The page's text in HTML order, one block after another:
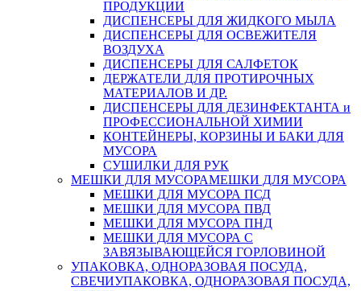
ПРОДУКЦИИ
ДИСПЕНСЕРЫ ДЛЯ ЖИДКОГО МЫЛА
ДИСПЕНСЕРЫ ДЛЯ ОСВЕЖИТЕЛЯ
ВОЗДУХА
ДИСПЕНСЕРЫ ДЛЯ САЛФЕТОК
ДЕРЖАТЕЛИ ДЛЯ ПРОТИРОЧНЫХ
МАТЕРИАЛОВ И ДР.
ДИСПЕНСЕРЫ ДЛЯ ДЕЗИНФЕКТАНТА и
ПРОФЕССИОНАЛЬНОЙ ХИМИИ
КОНТЕЙНЕРЫ, КОРЗИНЫ И БАКИ ДЛЯ
МУСОРА
СУШИЛКИ ДЛЯ РУК
МЕШКИ ДЛЯ МУСОРАМЕШКИ ДЛЯ МУСОРА
МЕШКИ ДЛЯ МУСОРА ПСД
МЕШКИ ДЛЯ МУСОРА ПВД
МЕШКИ ДЛЯ МУСОРА ПНД
МЕШКИ ДЛЯ МУСОРА С
ЗАВЯЗЫВАЮЩЕЙСЯ ГОРЛОВИНОЙ
УПАКОВКА, ОДНОРАЗОВАЯ ПОСУДА,
СВЕЧИУПАКОВКА, ОДНОРАЗОВАЯ ПОСУДА,